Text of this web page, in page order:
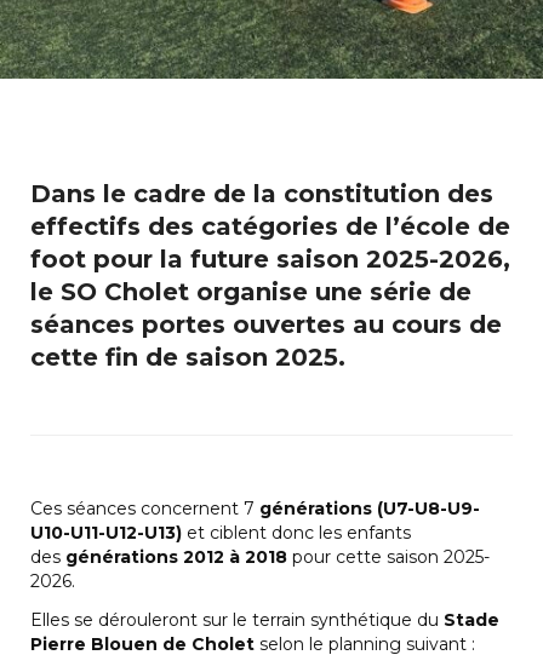
Dans le cadre de la constitution des
effectifs des catégories de l’école de
foot pour la future saison 2025-2026,
le SO Cholet organise une série de
séances portes ouvertes au cours de
cette fin de saison 2025.
Ces séances concernent 7 générations (U7-U8-U9-
U10-U11-U12-U13) et ciblent donc les enfants
des générations 2012 à 2018 pour cette saison 2025-
2026.
Elles se dérouleront sur le terrain synthétique du Stade
Pierre Blouen de Cholet selon le planning suivant :